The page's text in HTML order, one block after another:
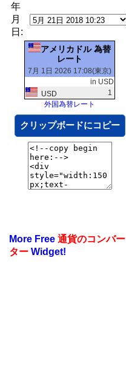
年
月
日:
アメリカドル 為替
レート
7月 1日 2026 17:08(東京)
in USD
USD
1
外国為替レート
クリップボードにコピー
More Free 通貨のコンバー
ター Widget!